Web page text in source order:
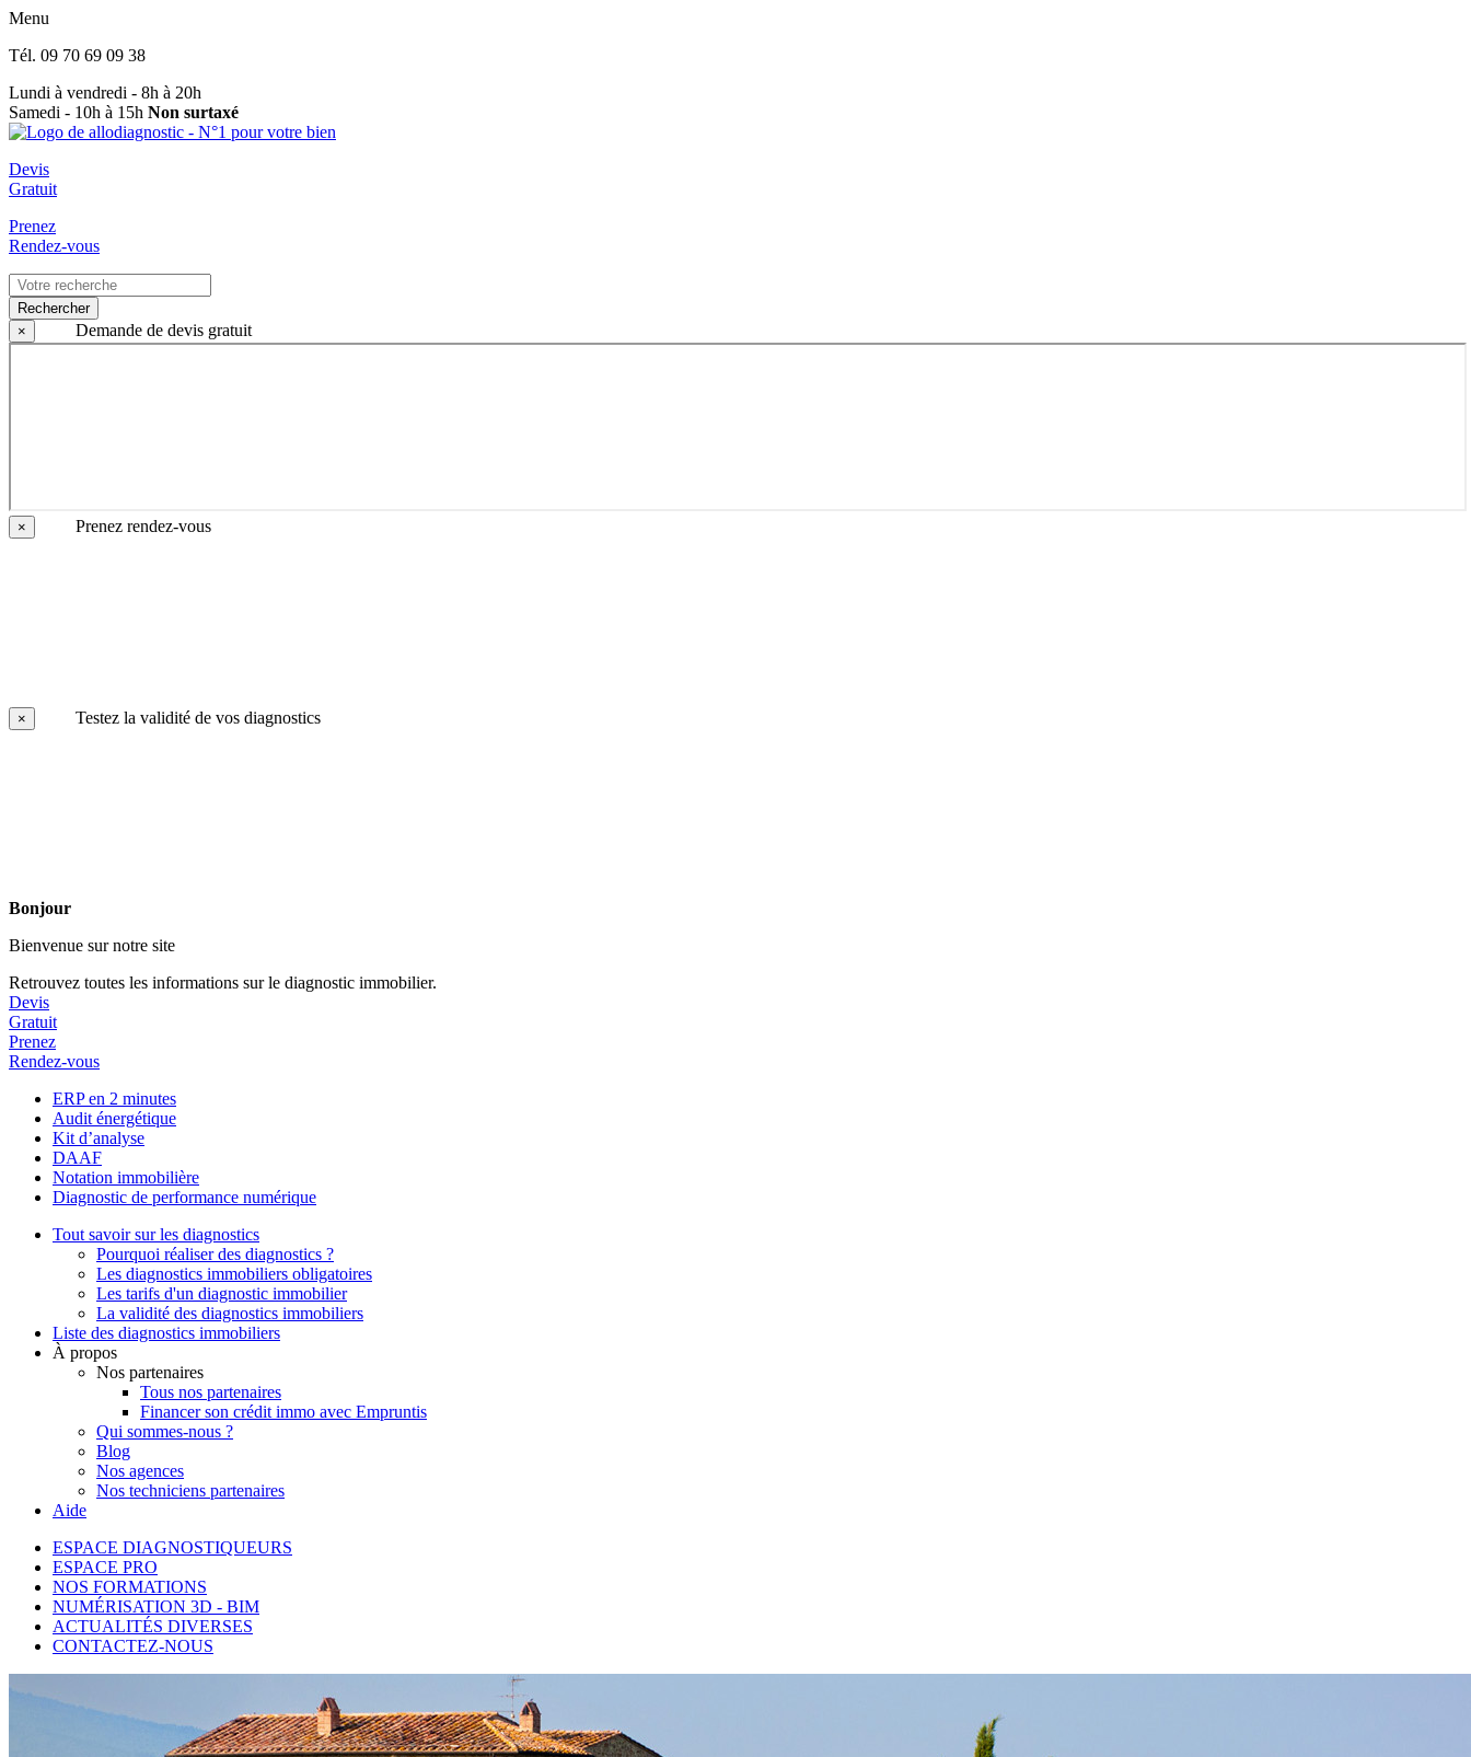
Menu
Tél. 09 70 69 09 38
Lundi à vendredi - 8h à 20h
Samedi - 10h à 15h Non surtaxé
Devis
Gratuit
Prenez
Rendez-vous
Rechercher
×
Demande de devis gratuit
× Prenez rendez-vous
× Testez la validité de vos diagnostics
Bonjour
Bienvenue sur notre site
Retrouvez toutes les informations sur le diagnostic immobilier.
Devis
Gratuit
Prenez
Rendez-vous
ERP en 2 minutes
Audit énergétique
Kit d’analyse
DAAF
Notation immobilière
Diagnostic de performance numérique
Tout savoir sur les diagnostics
Pourquoi réaliser des diagnostics ?
Les diagnostics immobiliers obligatoires
Les tarifs d'un diagnostic immobilier
La validité des diagnostics immobiliers
Liste des diagnostics immobiliers
À propos
Nos partenaires
Tous nos partenaires
Financer son crédit immo avec Empruntis
Qui sommes-nous ?
Blog
Nos agences
Nos techniciens partenaires
Aide
ESPACE DIAGNOSTIQUEURS
ESPACE PRO
NOS FORMATIONS
NUMÉRISATION 3D - BIM
ACTUALITÉS DIVERSES
CONTACTEZ-NOUS